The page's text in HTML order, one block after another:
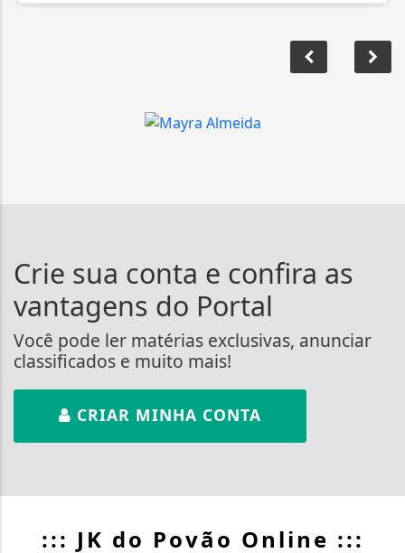
Crie sua conta e confira as
vantagens do Portal
Você pode ler matérias exclusivas, anunciar
classificados e muito mais!
CRIAR MINHA CONTA
::: JK do Povão Online :::